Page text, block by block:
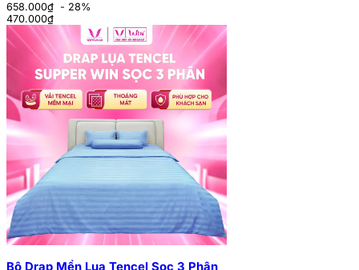
658.000₫ - 28%
470.000₫
Bộ Drap Mền Lụa Tencel Sọc 3 Phân